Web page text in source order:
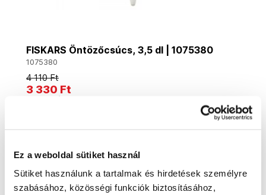
Ez a weboldal sütiket használ
Sütiket használunk a tartalmak és hirdetések személyre
szabásához, közösségi funkciók biztosításához,
FISKARS Öntözőcsúcs, 3,5 dl | 1075380
1075380
4 110 Ft
3 330 Ft